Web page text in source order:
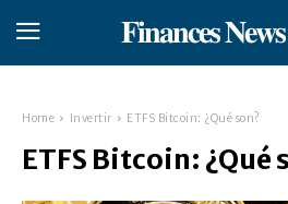
𝐅𝐢𝐧𝐚𝐧𝐜𝐞𝐬
Home Invertir ETFS Bitcoin: ¿Qué son?
ETFS Bitcoin: ¿Qué